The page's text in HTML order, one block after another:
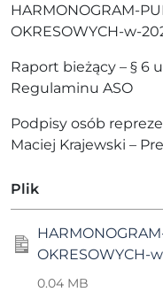
HARMONOGRAM-
OKRESOWYCH-w-
Raport bieżący – § 6
Regulaminu ASO
Podpisy osób
Maciej Krajewski –
Plik
OKRESOWYCH-
0.04 MB